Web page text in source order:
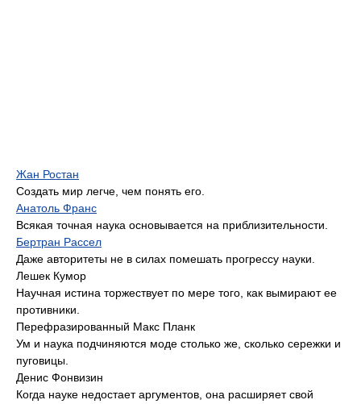
Жан Ростан
Создать мир легче, чем понять его.
Анатоль Франс
Всякая точная наука основывается на приблизительности.
Бертран Рассел
Даже авторитеты не в силах помешать прогрессу науки.
Лешек Кумор
Научная истина торжествует по мере того, как вымирают ее
противники.
Перефразированный Макс Планк
Ум и наука подчиняются моде столько же, сколько сережки и
пуговицы.
Денис Фонвизин
Когда науке недостает аргументов, она расширяет свой